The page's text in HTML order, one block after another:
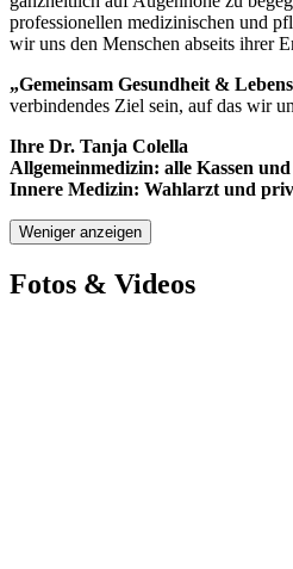
professionellen medizinischen und
wir uns den Menschen abseits ihrer
„Gemeinsam Gesundheit &
verbindendes Ziel sein, auf das wir
Ihre Dr. Tanja Colella
Allgemeinmedizin: alle Kassen
Innere Medizin: Wahlarzt und
Weniger anzeigen
Fotos & Videos